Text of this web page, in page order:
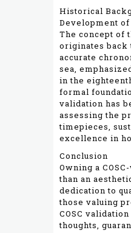
Historical
Development
The concept of
originates back
accurate
sea,
in the
formal
validation has
assessing the
timepieces,
excellence in
Conclusion
Owning a
than an
dedication to
those valuing
COSC
thoughts,